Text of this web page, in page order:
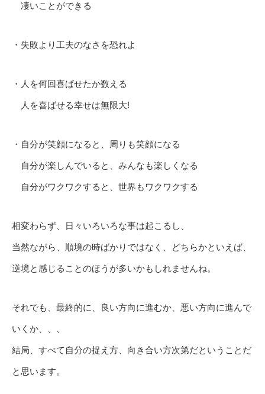
凄いことができる
・失敗より工夫のなさを恐れよ
・人を何回喜ばせたか数える
人を喜ばせる幸せは無限大!
・自分が笑顔になると、周りも笑顔になる
自分が楽しんでいると、みんなも楽しくなる
自分がワクワクすると、世界もワクワクする
相変わらず、日々いろいろな事は起こるし、
当然ながら、順境の時ばかりではなく、どちらかといえば、
逆境と感じることのほうが多いかもしれませんね。
それでも、最終的に、良い方向に進むか、悪い方向に進んで
いくか、、、
結局、すべて自分の捉え方、向き合い方次第だということだ
と思います。